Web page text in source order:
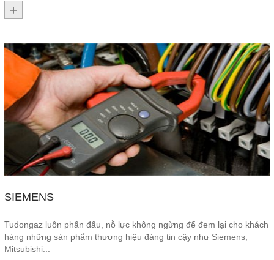
SIEMENS
Tudongaz luôn phấn đấu, nỗ lực không ngừng để đem lại cho khách
hàng những sản phẩm thương hiệu đáng tin cậy như Siemens,
Mitsubishi...